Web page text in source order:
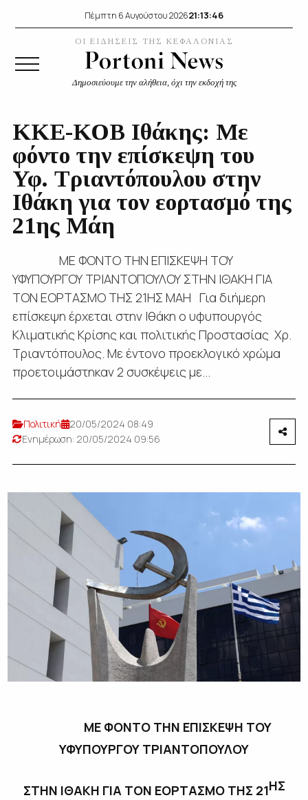
Πέμπτη 6 Αυγούστου 202621:13:47
ΟΙ ΕΙΔΗΣΕΙΣ ΤΗΣ ΚΕΦΑΛΟΝΙΑΣ
Δημοσιεύουμε την αλήθεια, όχι την εκδοχή της
ΚΚΕ-ΚΟΒ Ιθάκης: Mε
φόντο την επίσκεψη του
Υφ. Τριαντόπουλου στην
Ιθάκη για τον εορτασμό της
21ης Μάη
ΜΕ ΦΟΝΤΟ ΤΗΝ ΕΠΙΣΚΕΨΗ ΤΟΥ
ΥΦΥΠΟΥΡΓΟΥ ΤΡΙΑΝΤΟΠΟΥΛΟΥ ΣΤΗΝ ΙΘΑΚΗ ΓΙΑ
ΤΟΝ ΕΟΡΤΑΣΜΟ ΤΗΣ 21ΗΣ ΜΑΗ Για διήμερη
επίσκεψη έρχεται στην Ιθάκη ο υφυπουργός
Κλιματικής Κρίσης και πολιτικής Προστασίας Χρ.
Τριαντόπουλος. Με έντονο προεκλογικό χρώμα
προετοιμάστηκαν 2 συσκέψεις με...
Πολιτική
20/05/2024 08:49
Ενημέρωση: 20/05/2024 09:56
ΜΕ ΦΟΝΤΟ ΤΗΝ ΕΠΙΣΚΕΨΗ ΤΟΥ
ΥΦΥΠΟΥΡΓΟΥ ΤΡΙΑΝΤΟΠΟΥΛΟΥ
ΣΤΗΝ ΙΘΑΚΗ ΓΙΑ ΤΟΝ ΕΟΡΤΑΣΜΟ ΤΗΣ 21ΗΣ